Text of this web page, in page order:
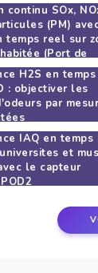
de dispersion
continu SOx,
(PM)
temps reel sur
(Port de
H2S en
: objectiver les
par
IAQ en temps
et
le capteur